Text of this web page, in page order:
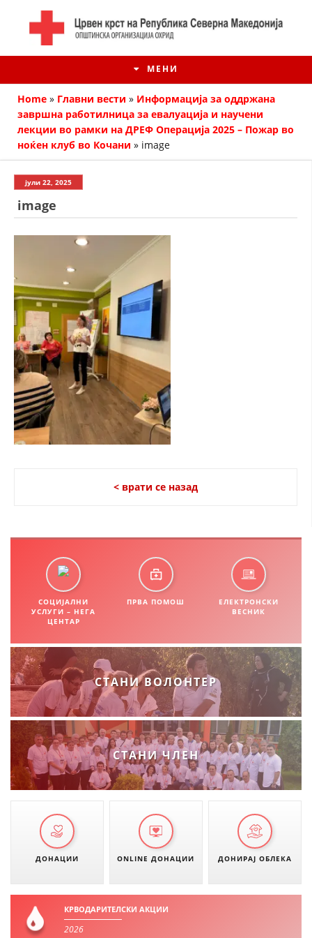
МЕНИ
ИСТОРИЈАТ НА ЦКРМ
ИСТОРИЈАТ НА ДВИЖЕЊЕТО
СТРУКТУРА НА ОРГАНИЗАЦИЈАТА
КОНТАКТ ИНФОРМАЦИИ
ЧЛЕНСТВО ВО ПРОФЕСИОНАЛНИ ТЕЛА
ЗАКОН ЗА ЦКРМ
ОРГАНИЗАЦИЈА И РАЗВОЈ
РАКОВОДЕН ОДБОР
СОБРАНИЕ
СТРУКТУРА И ОРГАНИЗАЦИОНА ПОСТАВЕНОСТ
ДИСЕМИНАЦИЈА
MЕЃУНАРОДНО ХУМАНИТАРНО ПРАВО
ПРОМОЦИЈА НА ХУМАНИ ВРЕДНОСТИ
УПОТРЕБА И ЗАШТИТА НА АМБЛЕМОТ
СОЦИЈАЛНО ХУМАНИТАРНА ДЕЈНОСТ
КАКО ДА ДОНИРАТЕ
ТИМОВИ НА ООЦК ОХРИД
ИСТРАЖУВАЊЕ НА ЈАВНО МИСЛЕЊЕ
Home » Главни вести » Информација за оддржана
завршна работилница за евалуација и научени
лекции во рамки на ДРЕФ Операција 2025 – Пожар во
ноќен клуб во Кочани » image
јули 22, 2025
image
< врати се назад
СОЦИЈАЛНИ
УСЛУГИ – НЕГА
ЦЕНТАР
ПРВА ПОМОШ
ЕЛЕКТРОНСКИ
ВЕСНИК
СТАНИ ВОЛОНТЕР
СТАНИ ЧЛЕН
ДОНАЦИИ ONLINE ДОНАЦИИ ДОНИРАЈ ОБЛЕКА
КРВОДАРИТЕЛСКИ АКЦИИ
2026